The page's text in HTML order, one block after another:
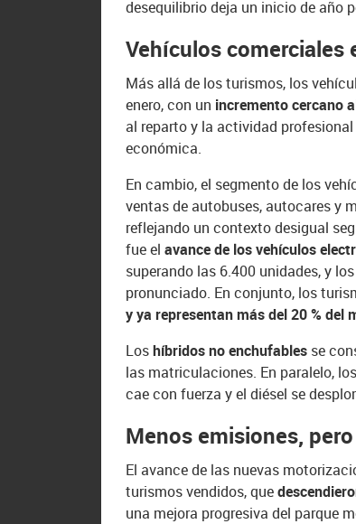
desequilibrio deja un inicio de año
Vehículos comerciales
Más allá de los turismos, los
enero, con un incremento cercano
al reparto y la actividad
económica.
En cambio, el segmento de los
ventas de autobuses, autocares y
reflejando un contexto desigual
fue elavance de los vehículos
superando las 6.400 unidades, y
pronunciado. En conjunto, los
y ya representan más del 20 % del
Loshíbridos no enchufables se
las matriculaciones. En paralelo,
cae con fuerza y el diésel se
Menos emisiones,
El avance de las nuevas
turismos vendidos, que
una mejora progresiva del parque